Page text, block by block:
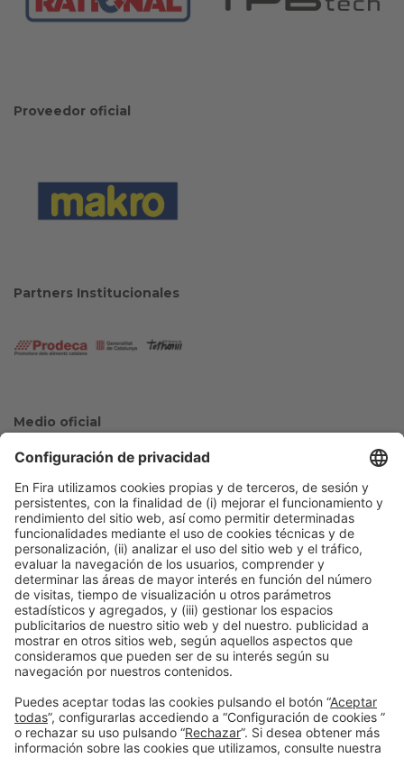
Proveedor oficial
Partners Institucionales
Medio oficial
Colaboradores